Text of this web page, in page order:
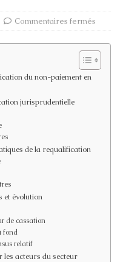
Commentaires fermés
du non-paiement en
jurisprudentielle
de la requalification
et évolution
de cassation
fond
relatif
acteurs du secteur